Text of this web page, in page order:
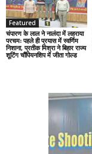
Featured
चंपारण के लाल ने नालंदा में लहराया
परचमः पहले ही प्रयास में स्वर्णिम
निशाना, प्रतीक मिश्रा ने बिहार राज्य
शूटिंग चौंपियनशिप में जीता गोल्ड